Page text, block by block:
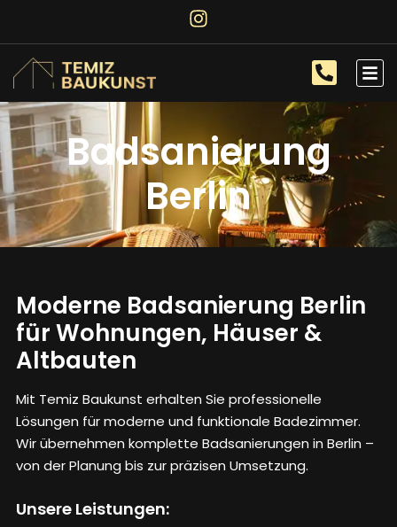
Badsanierung
Berlin
Moderne Badsanierung Berlin
für Wohnungen, Häuser &
Altbauten
Mit Temiz Baukunst erhalten Sie professionelle
Lösungen für moderne und funktionale Badezimmer.
Wir übernehmen komplette Badsanierungen in Berlin –
von der Planung bis zur präzisen Umsetzung.
Unsere Leistungen: